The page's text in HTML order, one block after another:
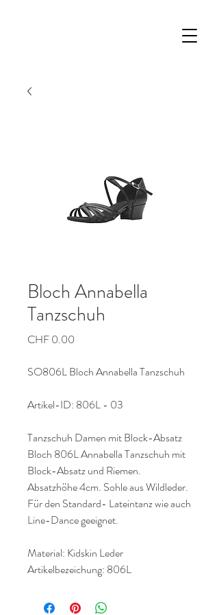
Bloch Annabella
Tanzschuh
CHF 0.00
SO806L Bloch Annabella Tanzschuh
Artikel-ID: 806L - 03
Tanzschuh Damen mit Block-Absatz
Bloch 806L Annabella Tanzschuh mit
Block-Absatz und Riemen.
Absatzhöhe 4cm. Sohle aus Wildleder.
Für den Standard- Lateintanz wie auch
Line-Dance geeignet.
Material: Kidskin Leder
Artikelbezeichung: 806L